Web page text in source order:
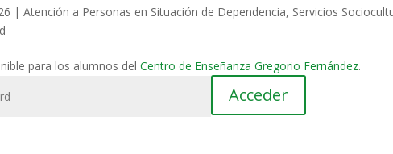
| Atención a Personas en Situación de Dependencia, Servicios
para los alumnos del Centro de Enseñanza Gregorio Fernández.